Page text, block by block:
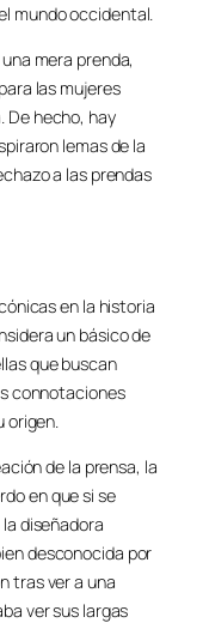
mundo occidental.
mera prenda,
las mujeres
De hecho, hay
lemas de la
a las prendas
en la historia
un básico de
que buscan
connotaciones
origen.
de la prensa, la
en que si se
diseñadora
desconocida por
tras ver a una
ver sus largas